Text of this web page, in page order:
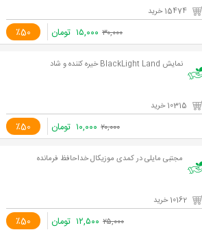
٪50 ۳۰,۰۰۰ ۱۵,۰۰۰ تومان
نمایش BlackLight Land خیره کننده و شاد
٪50 ۲۰,۰۰۰ ۱۰,۰۰۰ تومان
مجتبی مایلی در کمدی موزیکال خداحافظ فرمانده
٪50 ۲۵,۰۰۰ ۱۲,۵۰۰ تومان